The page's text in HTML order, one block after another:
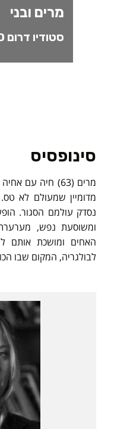
מרים ובני
סטודיו דרום 10
סינופסיס
מדומיין שמעולם לא טס.
נסדק עולמם הסגור.
ומשוסעת נפש,
האחים ומושכת אותם
לבולגריה, המקום שבו